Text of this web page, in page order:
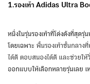
1.รองเท้า Adidas Ultra
หนึ่งในรุ่นรองเท้าที่โด่งดังที่สุด
โดยเฉพาะ พื้นรองเท้าชั้นกลาง
ได้ดี ตอบสนองได้ดี และช่วยให้
ออกแบบให้เลือกหลายรุ่นเลย เ